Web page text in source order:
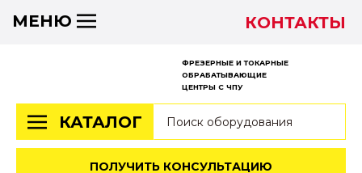
МЕНЮ КОНТАКТЫ
ФРЕЗЕРНЫЕ И ТОКАРНЫЕ
ОБРАБАТЫВАЮЩИЕ
ЦЕНТРЫ С ЧПУ
КАТАЛОГ
ПОЛУЧИТЬ КОНСУЛЬТАЦИЮ